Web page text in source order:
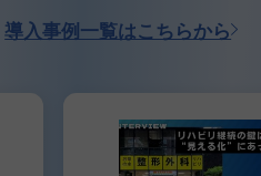
導入事例一覧はこちらから